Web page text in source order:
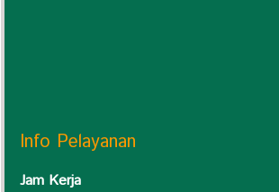
Info Pelayanan
Jam Kerja